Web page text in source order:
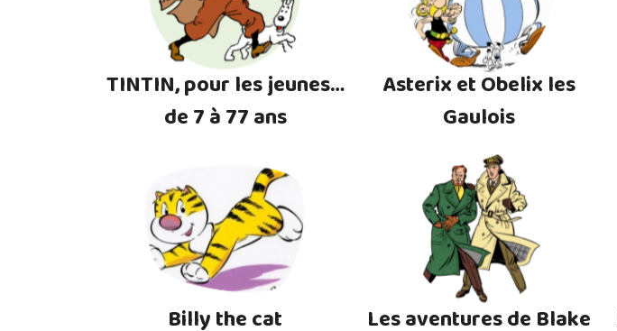
TINTIN, pour les jeunes…
de 7 à 77 ans
Asterix et Obelix les
Gaulois
Billy the cat
Les aventures de Blake